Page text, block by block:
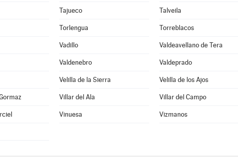
Tajueco Talveila
Torlengua Torreblacos
Vadillo Valdeavellano de Tera
Valdenebro Valdeprado
Velilla de la Sierra Velilla de los Ajos
Villar del Ala Villar del Campo
Vinuesa Vizmanos